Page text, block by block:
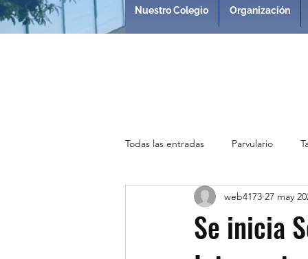
Nuestro Colegio Organización
Todas las entradas Parvulario
Se inicia
web4173 27 may